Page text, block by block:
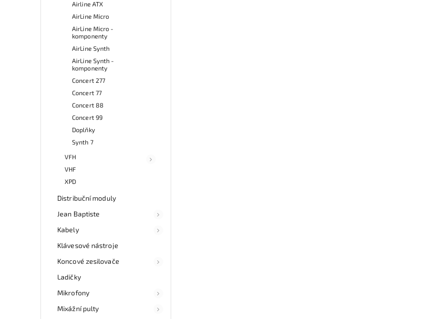
Airline ATX
AirLine Micro
AirLine Micro -
komponenty
AirLine Synth
AirLine Synth -
komponenty
Concert 277
Concert 77
Concert 88
Concert 99
Doplňky
Synth 7
VFH
VHF
XPD
Distribuční moduly
Jean Baptiste
Kabely
Klávesové nástroje
Koncové zesilovače
Ladičky
Mikrofony
Mixážní pulty